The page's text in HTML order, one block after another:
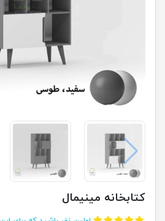
کتابخانه مینیمال